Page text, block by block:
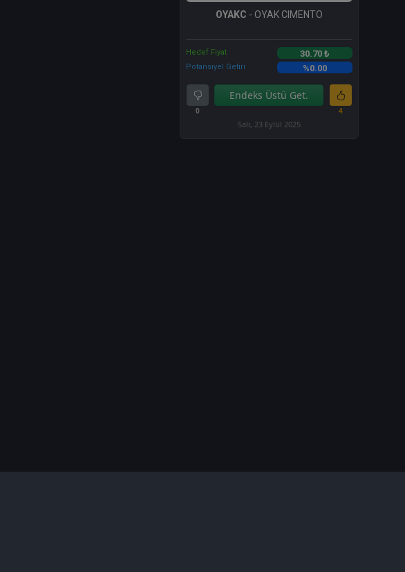
OYAKC - OYAK CIMENTO
Hedef Fiyat 30.70 ₺
Potansiyel Getiri %0.00
0
Endeks Üstü Get.
4
Salı, 23 Eylül 2025